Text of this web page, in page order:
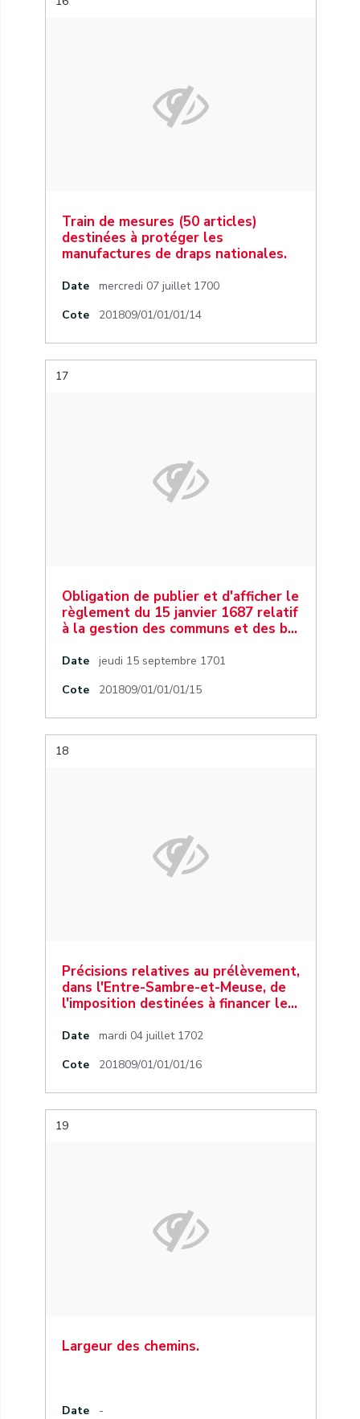
Train de mesures (50 articles)
destinées à protéger les
manufactures de draps nationales.
Date
mercredi 07 juillet 1700
Cote
201809/01/01/01/14
17
Obligation de publier et d'afficher le
règlement du 15 janvier 1687 relatif
à la gestion des communs et des b…
Date
jeudi 15 septembre 1701
Cote
201809/01/01/01/15
18
Précisions relatives au prélèvement,
dans l'Entre-Sambre-et-Meuse, de
l'imposition destinées à financer le…
Date
mardi 04 juillet 1702
Cote
201809/01/01/01/16
19
Largeur des chemins.
Date
-